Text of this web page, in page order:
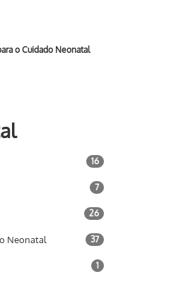
o Cuidado Neonatal
16
7
26
Neonatal 37
1